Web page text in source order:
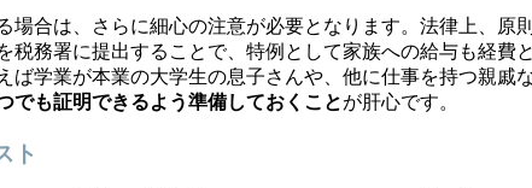
場合は、さらに細心の注意が必要となります。法律上、
税務署に提出することで、特例として家族への給与も経
ば学業が本業の大学生の息子さんや、他に仕事を持つ親戚
でも証明できるよう準備しておくことが肝心です。
ト